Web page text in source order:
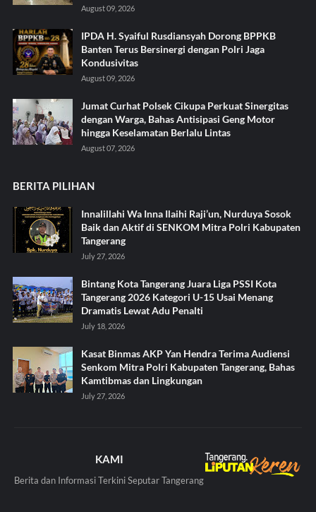
August 09, 2026
IPDA H. Syaiful Rusdiansyah Dorong BPPKB
Banten Terus Bersinergi dengan Polri Jaga
Kondusivitas
August 09, 2026
Jumat Curhat Polsek Cikupa Perkuat Sinergitas
dengan Warga, Bahas Antisipasi Geng Motor
hingga Keselamatan Berlalu Lintas
August 07, 2026
BERITA PILIHAN
Innalillahi Wa Inna Ilaihi Raji’un, Nurduya Sosok
Baik dan Aktif di SENKOM Mitra Polri Kabupaten
Tangerang
July 27, 2026
Bintang Kota Tangerang Juara Liga PSSI Kota
Tangerang 2026 Kategori U-15 Usai Menang
Dramatis Lewat Adu Penalti
July 18, 2026
Kasat Binmas AKP Yan Hendra Terima Audiensi
Senkom Mitra Polri Kabupaten Tangerang, Bahas
Kamtibmas dan Lingkungan
July 27, 2026
KAMI
Berita dan Informasi Terkini Seputar Tangerang